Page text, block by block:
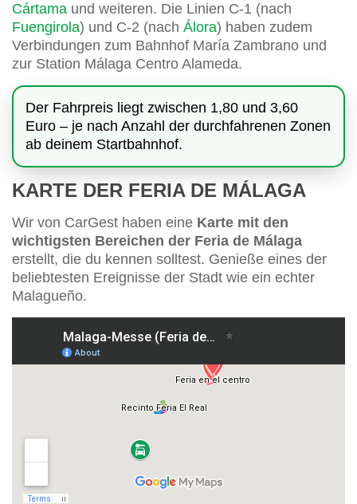
Cártama und weiteren. Die Linien C-1 (nach
Fuengirola) und C-2 (nach Álora) haben zudem
Verbindungen zum Bahnhof María Zambrano und
zur Station Málaga Centro Alameda.
Der Fahrpreis liegt zwischen 1,80 und 3,60
Euro – je nach Anzahl der durchfahrenen Zonen
ab deinem Startbahnhof.
KARTE DER FERIA DE MÁLAGA
Wir von CarGest haben eine Karte mit den
wichtigsten Bereichen der Feria de Málaga
erstellt, die du kennen solltest. Genieße eines der
beliebtesten Ereignisse der Stadt wie ein echter
Malagueño.